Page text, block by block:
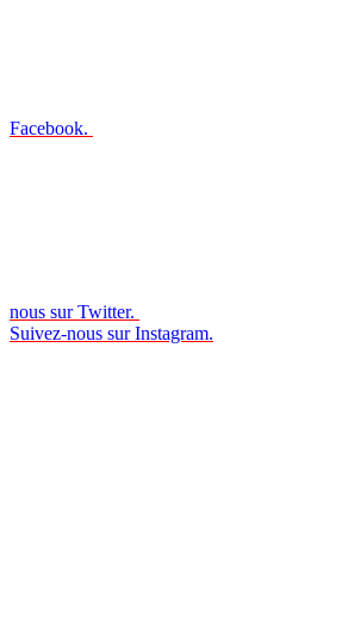
Facebook.
nous sur Twitter.
Suivez-nous sur Instagram.